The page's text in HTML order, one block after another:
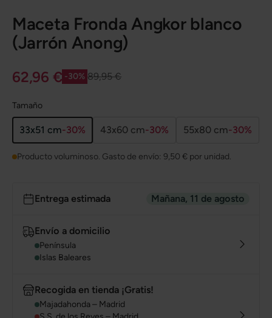
Maceta Fronda Angkor blanco
(Jarrón Anong)
62,96 € -30% 89,95 €
Tamaño
33x51 cm-30% 43x60 cm-30% 55x80 cm-30%
Producto voluminoso. Gasto de envío: 9,50 € por unidad.
Entrega estimada Mañana, 11 de agosto
Envío a domicilio
Península
Islas Baleares
Recogida en tienda ¡Gratis!
Majadahonda – Madrid